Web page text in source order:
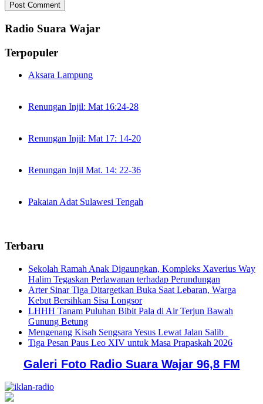
Radio Suara Wajar
Terpopuler
Aksara Lampung
Renungan Injil: Mat 16:24-28
Renungan Injil: Mat 17: 14-20
Renungan Injil Mat. 14: 22-36
Pakaian Adat Sulawesi Tengah
Terbaru
Sekolah Ramah Anak Digaungkan, Kompleks Xaverius Way
Halim Tegaskan Perlawanan terhadap Perundungan
Arter Sinar Tiga Ditargetkan Buka Saat Lebaran, Warga
Kebut Bersihkan Sisa Longsor
LHHH Tanam Puluhan Bibit Pala di Air Terjun Bawah
Gunung Betung
Mengenang Kisah Sengsara Yesus Lewat Jalan Salib
Tiga Pesan Paus Leo XIV untuk Masa Prapaskah 2026
Galeri Foto Radio Suara Wajar 96,8 FM